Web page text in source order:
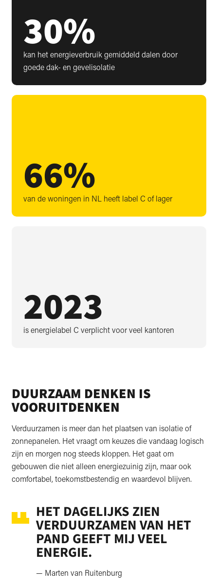
30%
kan het energieverbruik gemiddeld dalen door
goede dak- en gevelisolatie
66%
van de woningen in NL heeft label C of lager
2023
is energielabel C verplicht voor veel kantoren
DUURZAAM DENKEN IS
VOORUITDENKEN
Verduurzamen is meer dan het plaatsen van isolatie of
zonnepanelen. Het vraagt om keuzes die vandaag logisch
zijn en morgen nog steeds kloppen. Het gaat om
gebouwen die niet alleen energiezuinig zijn, maar ook
comfortabel, toekomstbestendig en waardevol blijven.
HET DAGELIJKS ZIEN
VERDUURZAMEN VAN HET
PAND GEEFT MIJ VEEL
ENERGIE.
— Marten van Ruitenburg